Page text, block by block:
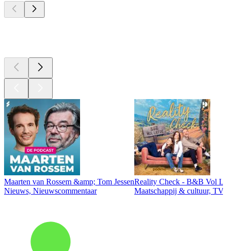
Maarten van Rossem &amp; Tom Jessen
Nieuws, Nieuwscommentaar
Reality Check - B&B Vol
Maatschappij & cultuur,